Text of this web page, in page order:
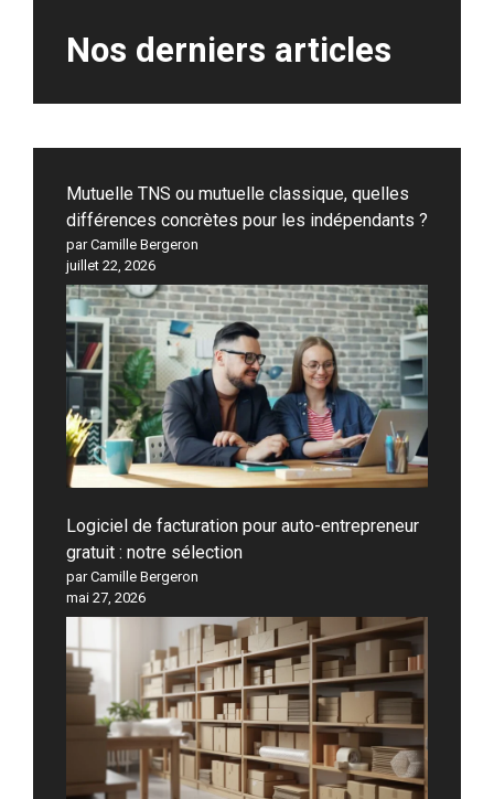
Nos derniers articles
Mutuelle TNS ou mutuelle classique, quelles
différences concrètes pour les indépendants ?
par Camille Bergeron
juillet 22, 2026
Logiciel de facturation pour auto-entrepreneur
gratuit : notre sélection
par Camille Bergeron
mai 27, 2026